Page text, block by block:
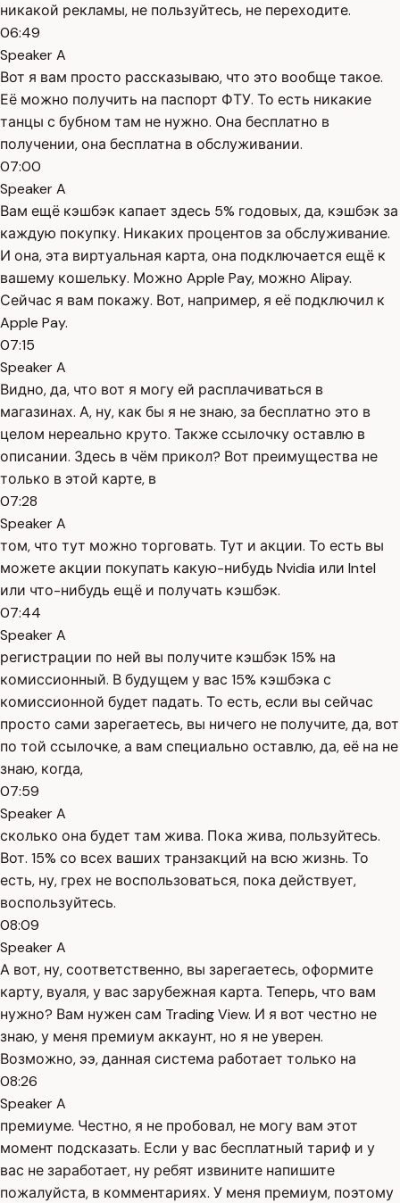
никакой рекламы, не пользуйтесь, не переходите.
06:49
Speaker A
Вот я вам просто рассказываю, что это вообще такое.
Её можно получить на паспорт ФТУ. То есть никакие
танцы с бубном там не нужно. Она бесплатно в
получении, она бесплатна в обслуживании.
07:00
Speaker A
Вам ещё кэшбэк капает здесь 5% годовых, да, кэшбэк за
каждую покупку. Никаких процентов за обслуживание.
И она, эта виртуальная карта, она подключается ещё к
вашему кошельку. Можно Apple Pay, можно Alipay.
Сейчас я вам покажу. Вот, например, я её подключил к
Apple Pay.
07:15
Speaker A
Видно, да, что вот я могу ей расплачиваться в
магазинах. А, ну, как бы я не знаю, за бесплатно это в
целом нереально круто. Также ссылочку оставлю в
описании. Здесь в чём прикол? Вот преимущества не
только в этой карте, в
07:28
Speaker A
том, что тут можно торговать. Тут и акции. То есть вы
можете акции покупать какую-нибудь Nvidia или Intel
или что-нибудь ещё и получать кэшбэк.
07:44
Speaker A
регистрации по ней вы получите кэшбэк 15% на
комиссионный. В будущем у вас 15% кэшбэка с
комиссионной будет падать. То есть, если вы сейчас
просто сами зарегаетесь, вы ничего не получите, да, вот
по той ссылочке, а вам специально оставлю, да, её на не
знаю, когда,
07:59
Speaker A
сколько она будет там жива. Пока жива, пользуйтесь.
Вот. 15% со всех ваших транзакций на всю жизнь. То
есть, ну, грех не воспользоваться, пока действует,
воспользуйтесь.
08:09
Speaker A
А вот, ну, соответственно, вы зарегаетесь, оформите
карту, вуаля, у вас зарубежная карта. Теперь, что вам
нужно? Вам нужен сам Trading View. И я вот честно не
знаю, у меня премиум аккаунт, но я не уверен.
Возможно, ээ, данная система работает только на
08:26
Speaker A
премиуме. Честно, я не пробовал, не могу вам этот
момент подсказать. Если у вас бесплатный тариф и у
вас не заработает, ну ребят извините напишите
пожалуйста, в комментариях. У меня премиум, поэтому